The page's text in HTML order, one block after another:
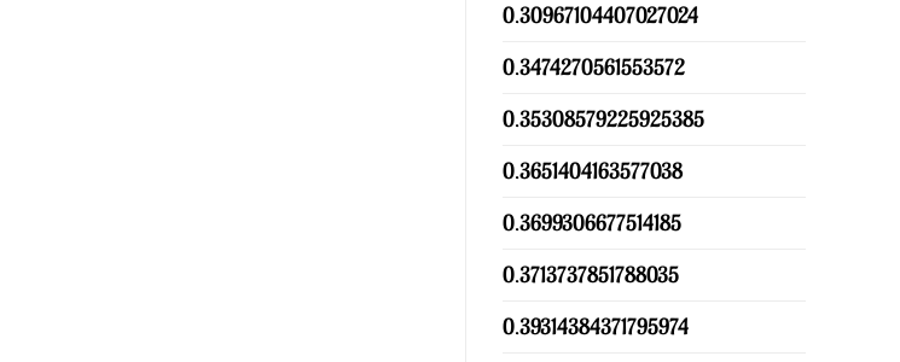
0.30967104407027024
0.3474270561553572
0.35308579225925385
0.3651404163577038
0.3699306677514185
0.3713737851788035
0.39314384371795974